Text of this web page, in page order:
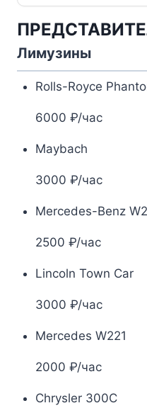
Лимузины
Rolls-Royce
6000 ₽/час
Maybach
3000 ₽/час
Mercedes-Benz
2500 ₽/час
Lincoln Town Car
3000 ₽/час
Mercedes W221
2000 ₽/час
Chrysler 300C